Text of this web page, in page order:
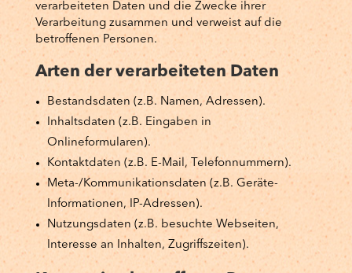
verarbeiteten Daten und die Zwecke ihrer
Verarbeitung zusammen und verweist auf die
betroffenen Personen.
Arten der verarbeiteten Daten
Bestandsdaten (z.B. Namen, Adressen).
Inhaltsdaten (z.B. Eingaben in
Onlineformularen).
Kontaktdaten (z.B. E-Mail, Telefonnummern).
Meta-/Kommunikationsdaten (z.B. Geräte-
Informationen, IP-Adressen).
Nutzungsdaten (z.B. besuchte Webseiten,
Interesse an Inhalten, Zugriffszeiten).